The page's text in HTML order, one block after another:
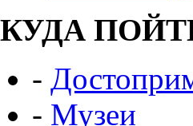
КУДА
-
- Музеи